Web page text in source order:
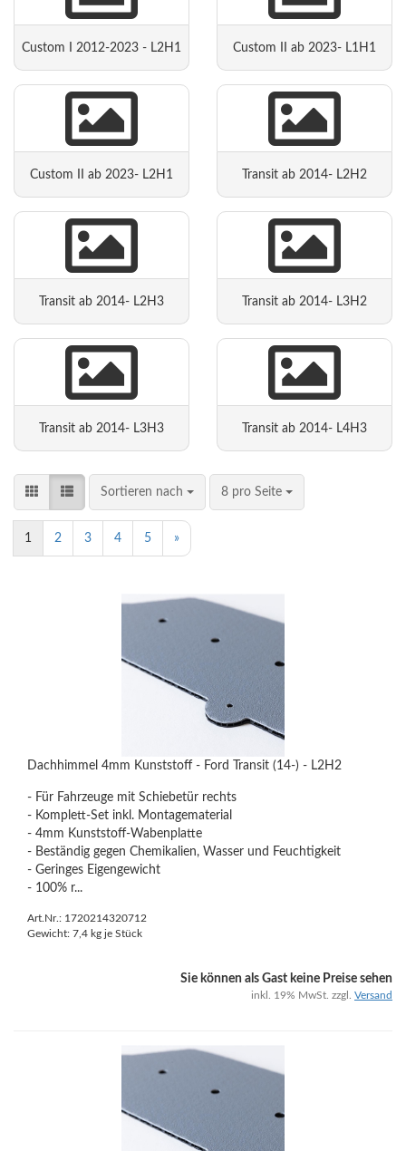
Custom I 2012-2023 - L2H1 Custom II ab 2023- L1H1
Custom II ab 2023- L2H1 Transit ab 2014- L2H2
Transit ab 2014- L2H3 Transit ab 2014- L3H2
Transit ab 2014- L3H3 Transit ab 2014- L4H3
Sortieren nach 8 pro Seite
1 2 3 4 5 »
Dachhimmel 4mm Kunststoff - Ford Transit (14-) - L2H2
- Für Fahrzeuge mit Schiebetür rechts
- Komplett-Set inkl. Montagematerial
- 4mm Kunststoff-Wabenplatte
- Beständig gegen Chemikalien, Wasser und Feuchtigkeit
- Geringes Eigengewicht
- 100% r...
Art.Nr.: 1720214320712
Gewicht: 7,4 kg je Stück
Sie können als Gast keine Preise sehen
inkl. 19% MwSt. zzgl. Versand